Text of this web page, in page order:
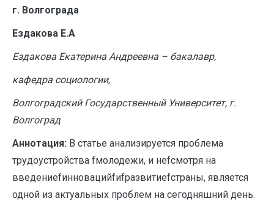
г. Волгограда
Ездакова Е.А
Ездакова Екатерина Андреевна – бакалавр,
кафедра социологии,
Волгоградский Государственный Университет, г.
Волгоград
Аннотация: В статье анализируется проблема
трудоустройства fмолодежи, и неfсмотря на
введениеfинновацийfиfразвитиеfстраны, является
одной из актуальных проблем на сегодняшний день.